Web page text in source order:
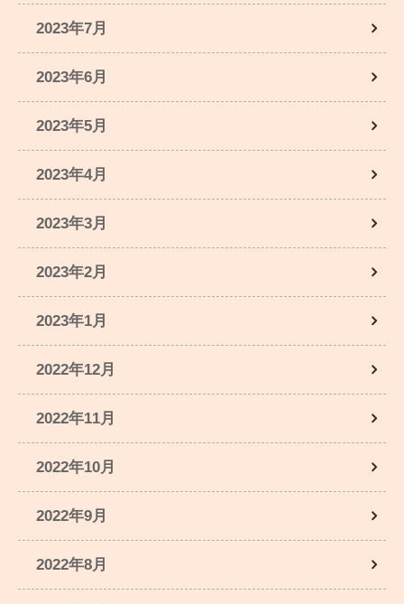
2023年7月
2023年6月
2023年5月
2023年4月
2023年3月
2023年2月
2023年1月
2022年12月
2022年11月
2022年10月
2022年9月
2022年8月